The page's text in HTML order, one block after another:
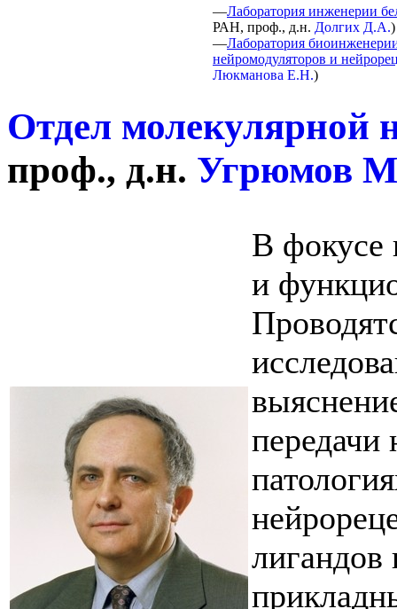
—Лаборатория инженерии
РАН, проф., д.н. Долгих Д.А.)
—Лаборатория
нейромодуляторов и
Люкманова Е.Н.)
Отдел молекулярной
проф., д.н. Угрюмов
В фокусе
и
передачи